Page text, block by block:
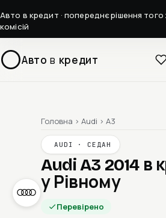
Авто в кредит · попереднє рішення
комісій
Авто в кредит
Головна › Audi › A3
AUDI · СЕДАН
Audi A3 2014 в
у Рівному
Перевірено